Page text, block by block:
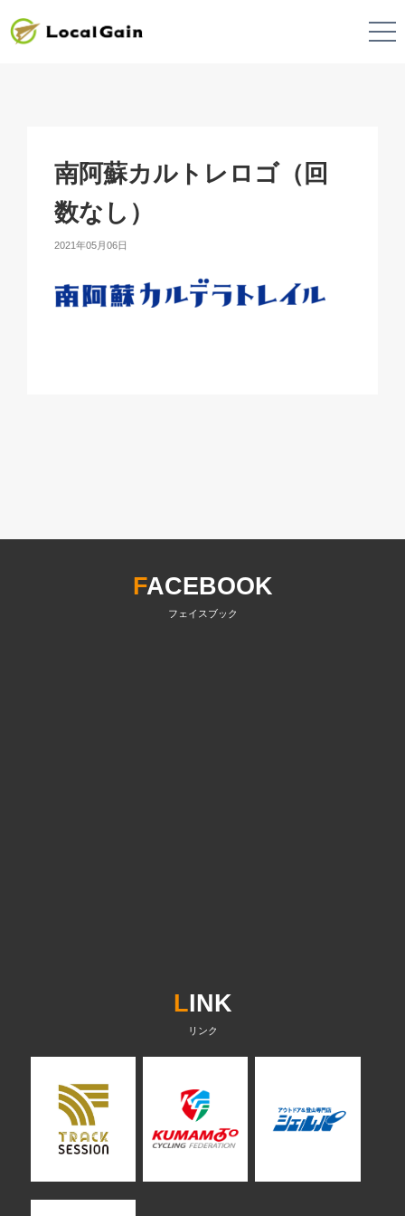
南阿蘇カルトレロゴ（回
数なし）
2021年05月06日
LINK
FACEBOOK